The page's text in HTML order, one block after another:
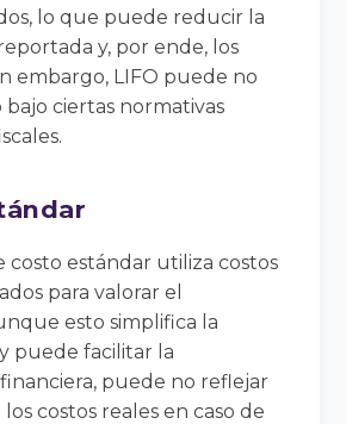
lo que puede reducir la
y, por ende, los
embargo, LIFO puede no
ciertas normativas
costo estándar utiliza costos
para valorar el
esto simplifica la
puede facilitar la
puede no reflejar
costos reales en caso de